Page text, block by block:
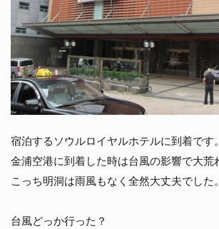
宿泊するソウルロイヤルホテルに到着です。
金浦空港に到着した時は台風の影響で大荒
こっち明洞は雨風もなく全然大丈夫でした。
台風どっか行った？